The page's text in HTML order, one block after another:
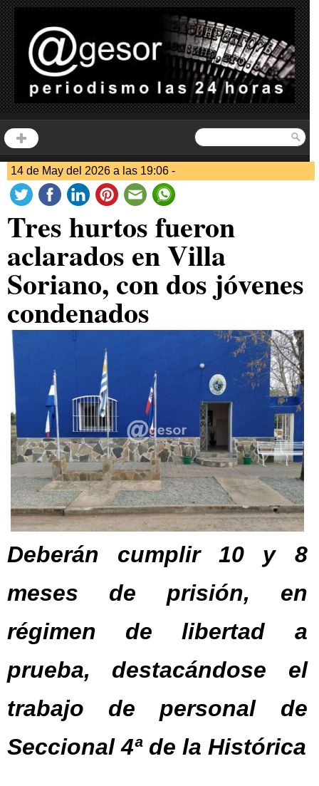
14 de May del 2026 a las 19:06 -
Tres hurtos fueron
aclarados en Villa
Soriano, con dos jóvenes
condenados
Deberán cumplir 10 y 8
meses de prisión, en
régimen de libertad a
prueba, destacándose el
trabajo de personal de
Seccional 4ª de la Histórica